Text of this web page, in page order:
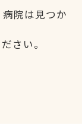
院は見つか
さい。